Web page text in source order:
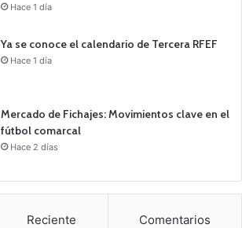
Hace 1 día
Ya se conoce el calendario de Tercera RFEF
Hace 1 día
Mercado de Fichajes: Movimientos clave en el
fútbol comarcal
Hace 2 días
Reciente Comentarios